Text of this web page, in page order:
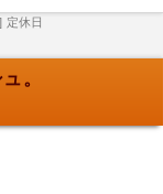
定休日
。